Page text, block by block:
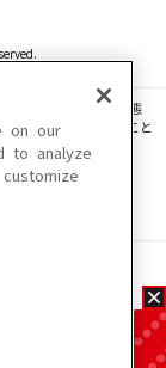
音声等を、手段や形態
ファイル化などすること
あります。
ります。
on our
to analyze